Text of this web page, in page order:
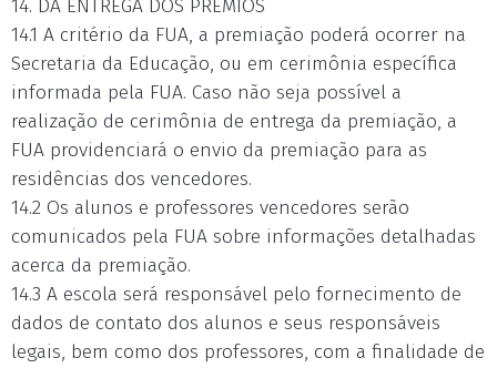
14. DA ENTREGA DOS PRÊMIOS
14.1 A critério da FUA, a premiação poderá ocorrer na
Secretaria da Educação, ou em cerimônia específica
informada pela FUA. Caso não seja possível a
realização de cerimônia de entrega da premiação, a
FUA providenciará o envio da premiação para as
residências dos vencedores.
14.2 Os alunos e professores vencedores serão
comunicados pela FUA sobre informações detalhadas
acerca da premiação.
14.3 A escola será responsável pelo fornecimento de
dados de contato dos alunos e seus responsáveis
legais, bem como dos professores, com a finalidade de